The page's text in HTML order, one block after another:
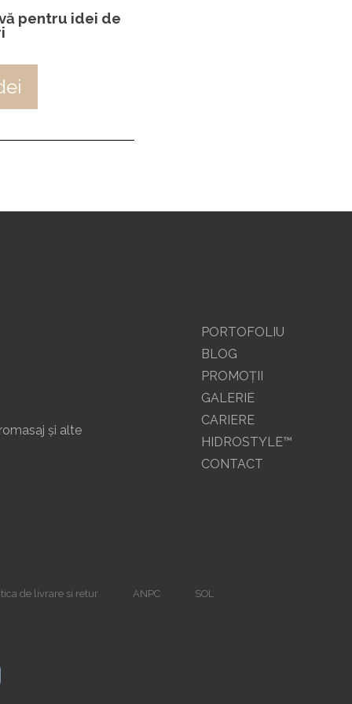
pentru idei de
și alte
PORTOFOLIU
BLOG
PROMOŢII
GALERIE
CARIERE
HIDROSTYLE™
CONTACT
de livrare si retur ANPC SOL